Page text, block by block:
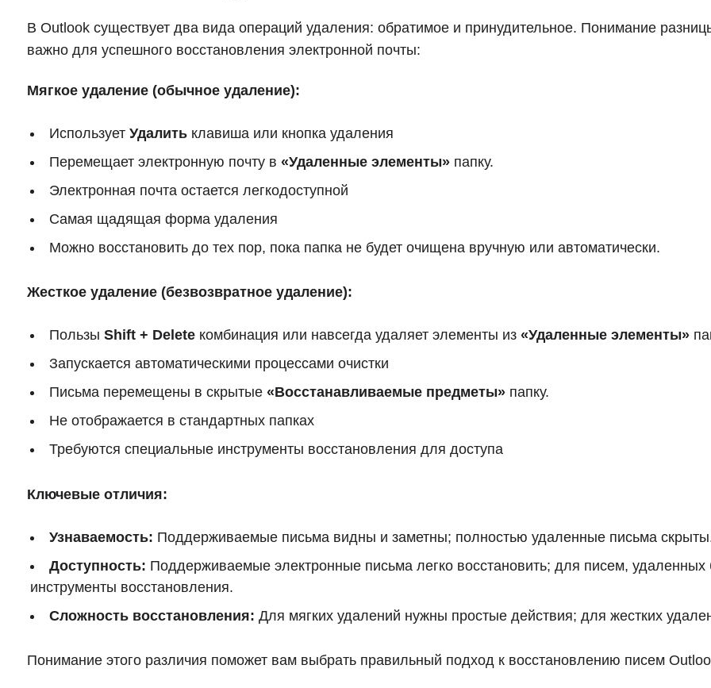
В Outlook существует два вида операций удаления: обратимое и принудительное. Понимание
важно для успешного восстановления электронной почты:
Мягкое удаление (обычное удаление):
ИспользуетУдалить клавиша или кнопка удаления
Перемещает электронную почту в«Удаленные элементы» папку.
Электронная почта остается легкодоступной
Самая щадящая форма удаления
Можно восстановить до тех пор, пока папка не будет очищена вручную или автоматически.
Жесткое удаление (безвозвратное удаление):
ПользыShift + Delete комбинация или навсегда удаляет элементы из«Удаленные элементы»
Запускается автоматическими процессами очистки
Письма перемещены в скрытые«Восстанавливаемые предметы» папку.
Не отображается в стандартных папках
Требуются специальные инструменты восстановления для доступа
Ключевые отличия:
Узнаваемость: Поддерживаемые письма видны и заметны; полностью удаленные письма
Доступность: Поддерживаемые электронные письма легко восстановить; для писем, удаленных
инструменты восстановления.
Сложность восстановления: Для мягких удалений нужны простые действия; для жестких
Понимание этого различия поможет вам выбрать правильный подход к восстановлению писем